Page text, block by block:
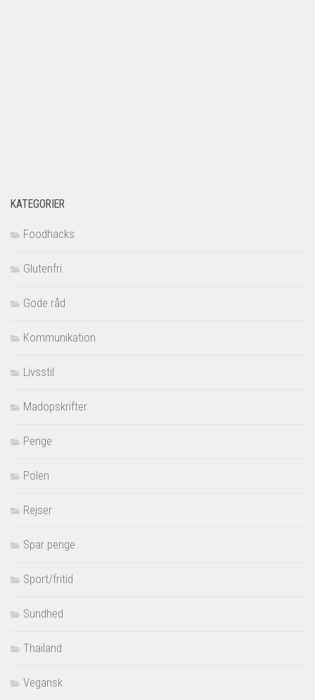
KATEGORIER
Foodhacks
Glutenfri
Gode råd
Kommunikation
Livsstil
Madopskrifter
Penge
Polen
Rejser
Spar penge
Sport/fritid
Sundhed
Thailand
Vegansk